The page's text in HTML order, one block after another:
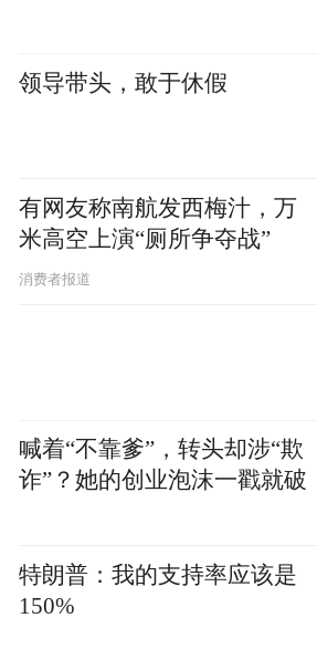
领导带头，敢于休假
有网友称南航发西梅汁，万
米高空上演“厕所争夺战”
消费者报道
喊着“不靠爹”，转头却涉“欺
诈”？她的创业泡沫一戳就破
特朗普：我的支持率应该是
150%